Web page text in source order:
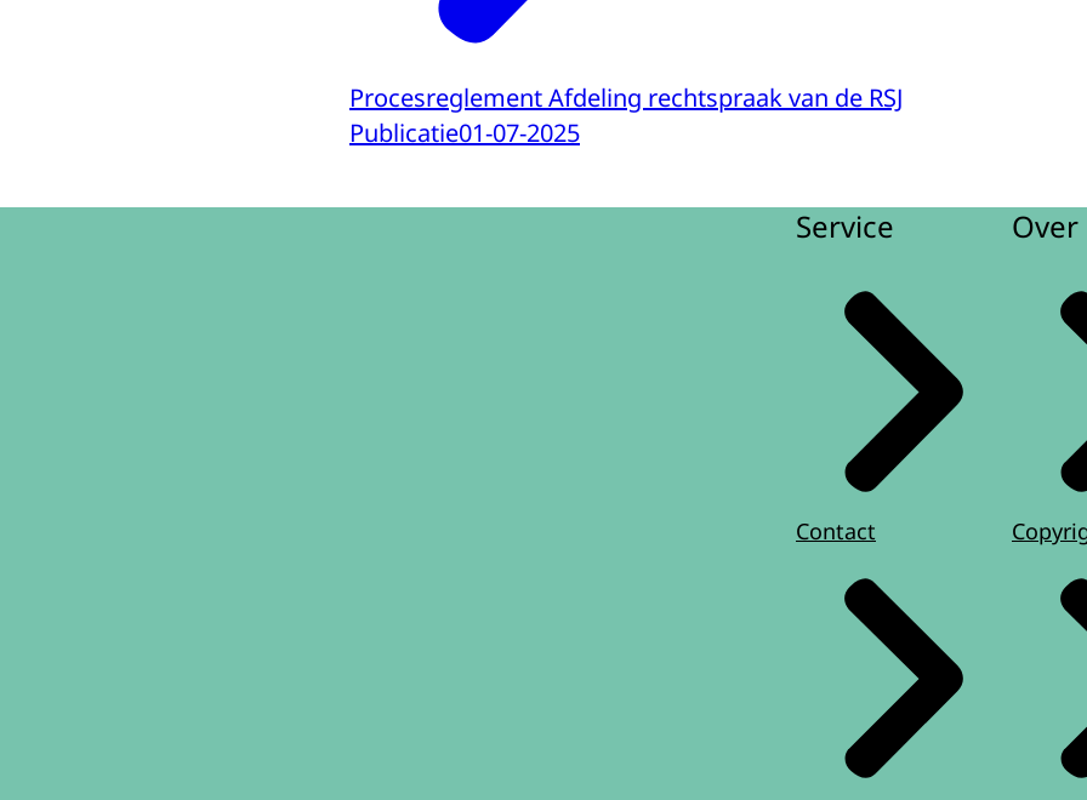
Procesreglement Afdeling rechtspraak van de RSJ
Publicatie01-07-2025
Service
Contact